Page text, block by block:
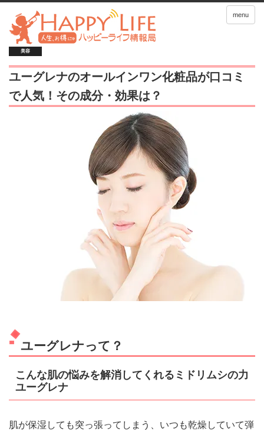
menu
美容
ユーグレナのオールインワン化粧品が口コミ
で人気！その成分・効果は？
ユーグレナって？
こんな肌の悩みを解消してくれるミドリムシの力
ユーグレナ
肌が保湿しても突っ張ってしまう、いつも乾燥していて弾